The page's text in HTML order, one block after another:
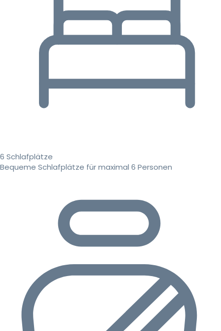
6 Schlafplätze
Bequeme Schlafplätze für maximal 6 Personen